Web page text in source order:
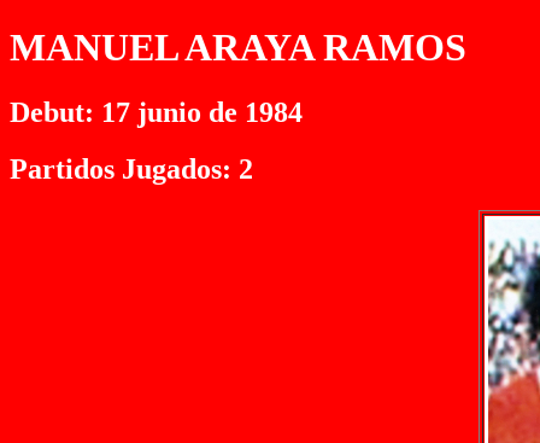
MANUEL ARAYA RAMOS
Debut: 17 junio de 1984
Partidos Jugados: 2